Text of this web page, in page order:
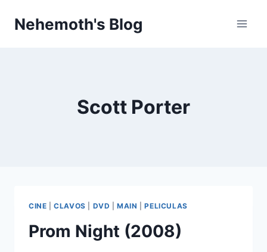
Nehemoth's Blog
Scott Porter
CINE |CLAVOS DVD |MAIN |PELICULAS
Prom Night (2008)